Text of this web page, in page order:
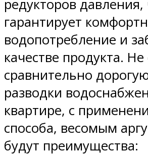
редукторов давления,
гарантирует
водопотребление и
качестве продукта.
сравнительно
разводки
квартире, с
способа, весомым
будут преимущества: